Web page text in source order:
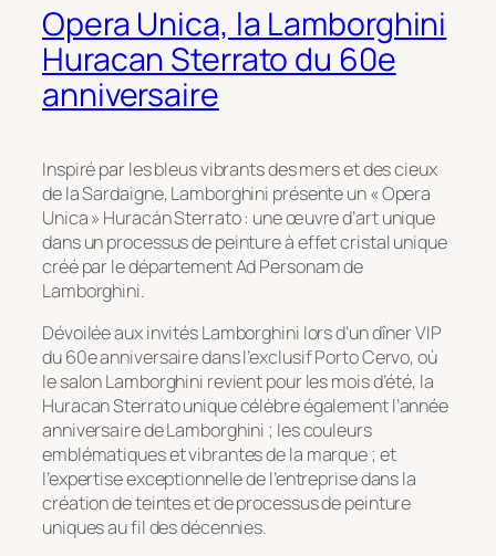
Opera Unica, la Lamborghini
Huracan Sterrato du 60e
anniversaire
Inspiré par les bleus vibrants des mers et des cieux
de la Sardaigne, Lamborghini présente un « Opera
Unica » Huracán Sterrato : une œuvre d’art unique
dans un processus de peinture à effet cristal unique
créé par le département Ad Personam de
Lamborghini.
Dévoilée aux invités Lamborghini lors d’un dîner VIP
du 60e anniversaire dans l’exclusif Porto Cervo, où
le salon Lamborghini revient pour les mois d’été, la
Huracan Sterrato unique célèbre également l’année
anniversaire de Lamborghini ; les couleurs
emblématiques et vibrantes de la marque ; et
l’expertise exceptionnelle de l’entreprise dans la
création de teintes et de processus de peinture
uniques au fil des décennies.